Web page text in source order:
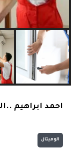
احمد ابراهيم
الوميتال